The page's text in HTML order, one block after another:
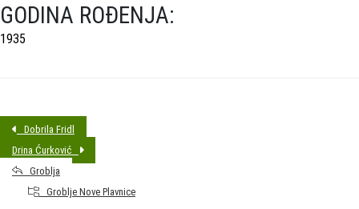
GODINA ROĐENJA:
1935
Dobrila Fridl
Drina Ćurković
Groblja
Groblje Nove Plavnice